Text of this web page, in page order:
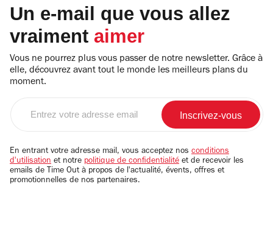
Un e-mail que vous allez
vraiment aimer
Vous ne pourrez plus vous passer de notre newsletter. Grâce à
elle, découvrez avant tout le monde les meilleurs plans du
moment.
email
En entrant votre adresse mail, vous acceptez nos conditions
d'utilisation et notre politique de confidentialité et de recevoir les
emails de Time Out à propos de l'actualité, évents, offres et
promotionnelles de nos partenaires.